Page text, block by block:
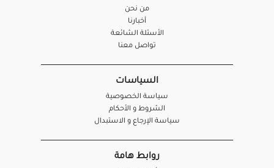
من نحن
أخبارنا
الأسئلة الشائعة
تواصل معنا
السياسات
سياسة الخصوصية
الشروط و الأحكام
سياسة الإرجاع و الاستبدال
روابط هامة